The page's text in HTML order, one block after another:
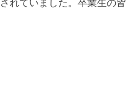
れていました。卒業生の皆